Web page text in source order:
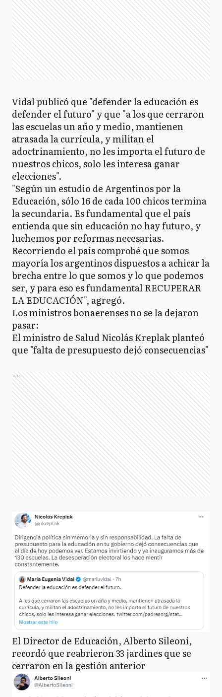
Vidal publicó que "defender la educación es
defender el futuro" y que "a los que cerraron
las escuelas un año y medio, mantienen
atrasada la currícula, y militan el
adoctrinamiento, no les importa el futuro de
nuestros chicos, solo les interesa ganar
elecciones".
"Según un estudio de Argentinos por la
Educación, sólo 16 de cada 100 chicos termina
la secundaria. Es fundamental que el país
entienda que sin educación no hay futuro, y
luchemos por reformas necesarias.
Recorriendo el país comprobé que somos
mayoría los argentinos dispuestos a achicar la
brecha entre lo que somos y lo que podemos
ser, y para eso es fundamental RECUPERAR
LA EDUCACIÓN", agregó.
Los ministros bonaerenses no se la dejaron
pasar:
El ministro de Salud Nicolás Kreplak planteó
que "falta de presupuesto dejó consecuencias"
Ads
El Director de Educación, Alberto Sileoni,
recordó que reabrieron 33 jardines que se
cerraron en la gestión anterior